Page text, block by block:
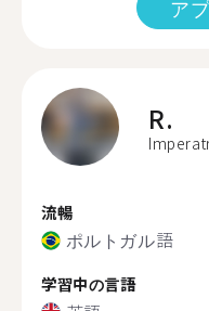
ア
R.
流暢
ポルトガル語
学習中の言語